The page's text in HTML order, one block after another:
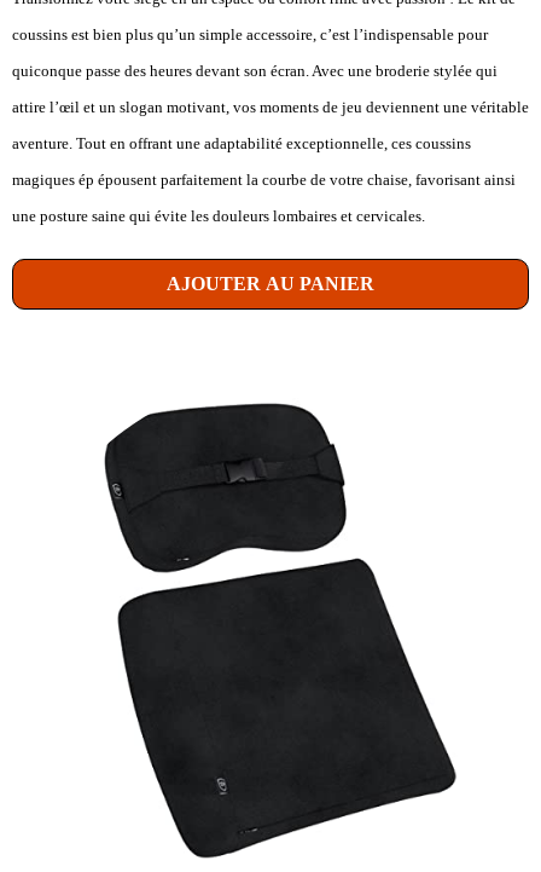
coussins est bien plus qu’un simple accessoire, c’est l’indispensable pour
quiconque passe des heures devant son écran. Avec une broderie stylée qui
attire l’œil et un slogan motivant, vos moments de jeu deviennent une véritable
aventure. Tout en offrant une adaptabilité exceptionnelle, ces coussins
magiques ép épousent parfaitement la courbe de votre chaise, favorisant ainsi
une posture saine qui évite les douleurs lombaires et cervicales.
AJOUTER AU PANIER